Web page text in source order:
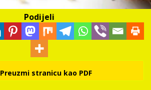
Podijeli
Preuzmi stranicu kao PDF